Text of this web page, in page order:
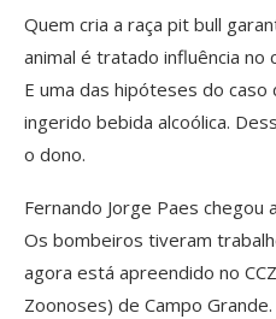
Quem cria a raça pit bull
animal é tratado influência
E uma das hipóteses do
ingerido bebida alcoólica.
o dono.
Fernando Jorge Paes chegou
Os bombeiros tiveram
agora está apreendido no
Zoonoses) de Campo